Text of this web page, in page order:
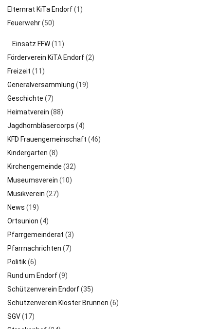
Elternrat KiTa Endorf(1)
Feuerwehr(50)
Einsatz FFW(11)
Förderverein KiTA Endorf(2)
Freizeit (11)
Generalversammlung (19)
Geschichte (7)
Heimatverein (88)
Jagdhornbläsercorps (4)
KFD Frauengemeinschaft (46)
Kindergarten (8)
Kirchengemeinde (32)
Museumsverein (10)
Musikverein (27)
News (19)
Ortsunion (4)
Pfarrgemeinderat (3)
Pfarrnachrichten (7)
Politik(6)
Rund um Endorf(9)
Schützenverein Endorf(35)
Schützenverein Kloster Brunnen (6)
SGV(17)